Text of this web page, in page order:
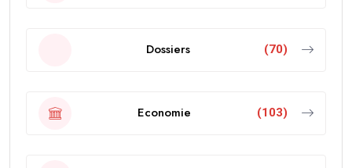
Dossiers (70)
Economie (103)